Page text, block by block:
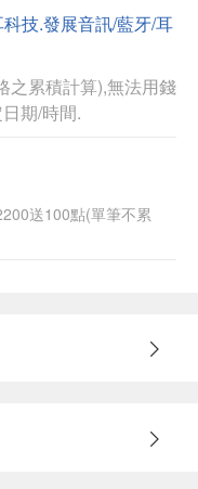
科技.發展音訊/藍牙/耳
之累積計算),無法用錢
期/時間.
送100點(單筆不累